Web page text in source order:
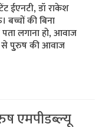
ईएनटी, डॉ राकेश
बच्चों की बिना
लगाना हो, आवाज
से पुुरुष की आवाज
एमपीडब्‍ल्‍यू